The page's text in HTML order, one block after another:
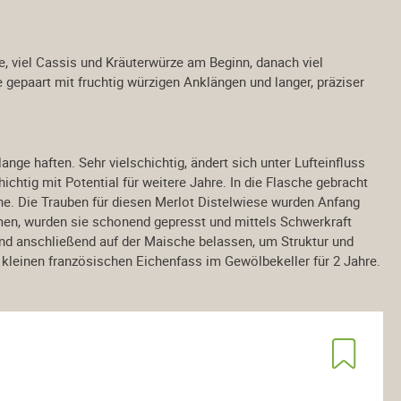
Unger
Ebenauer
USA Sektempfang
Cassis und Kräuterwürze am Beginn, danach viel
mit fruchtig würzigen Anklängen und langer, präziser
haften. Sehr vielschichtig, ändert sich unter Lufteinfluss
mit Potential für weitere Jahre. In die Flasche gebracht
Die Trauben für diesen Merlot Distelwiese wurden Anfang
wurden sie schonend gepresst und mittels Schwerkraft
anschließend auf der Maische belassen, um Struktur und
französischen Eichenfass im Gewölbekeller für 2 Jahre.